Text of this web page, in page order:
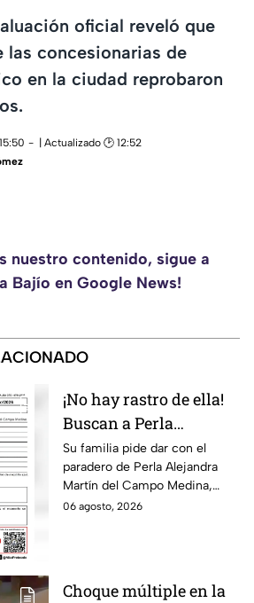
oficial reveló que
las concesionarias de
en la ciudad reprobaron
| Actualizado 🕑 12:52
nuestro contenido, sigue a
Bajío en Google News!
¡No hay rastro de ella!
Buscan a Perla
Alejandra Martín del
Campo Medina,
desaparecida en
Guanajuato
Su familia pide dar con el
paradero de Perla Alejandra
Martín del Campo Medina,
quien fue vista por última vez
06 agosto, 2026
Choque múltiple en la